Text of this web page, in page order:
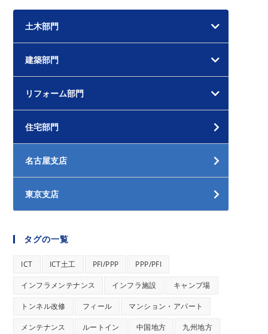
土木部門
建築部門
リフォーム部門
住宅部門
名古屋支店
東京支店
タグの一覧
ICT ICT土工 PFI/PPP PPP/PFI
インフラメンテナンス インフラ施設 キャンプ場
トンネル改修 フィール マンション・アパート
メンテナンス ルートイン 中国地方 九州地方